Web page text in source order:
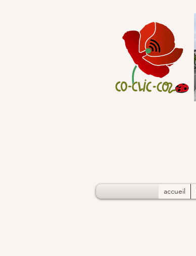
accueil